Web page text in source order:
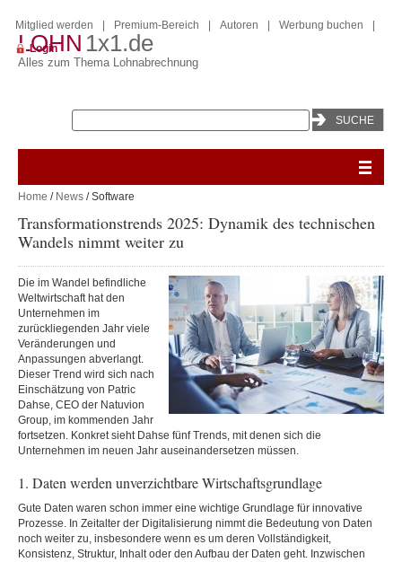
LOHN 1x1.de
Alles zum Thema Lohnabrechnung
Mitglied werden Premium-Bereich Autoren Werbung buchen
Login
Home / News / Software
Transformationstrends 2025: Dynamik des technischen
Wandels nimmt weiter zu
Die im Wandel befindliche
Weltwirtschaft hat den
Unternehmen im
zurückliegenden Jahr viele
Veränderungen und
Anpassungen abverlangt.
Dieser Trend wird sich nach
Einschätzung von Patric
Dahse, CEO der Natuvion
Group, im kommenden Jahr
fortsetzen. Konkret sieht Dahse fünf Trends, mit denen sich die
Unternehmen im neuen Jahr auseinandersetzen müssen.
1. Daten werden unverzichtbare Wirtschaftsgrundlage
Gute Daten waren schon immer eine wichtige Grundlage für innovative
Prozesse. In Zeitalter der Digitalisierung nimmt die Bedeutung von Daten
noch weiter zu, insbesondere wenn es um deren Vollständigkeit,
Konsistenz, Struktur, Inhalt oder den Aufbau der Daten geht. Inzwischen